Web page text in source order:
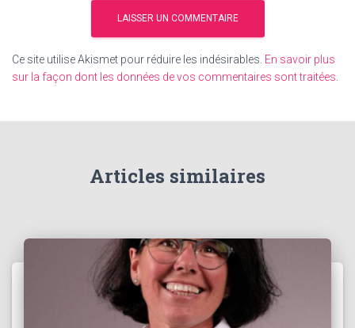
Ce site utilise Akismet pour réduire les indésirables. En savoir plus
sur la façon dont les données de vos commentaires sont traitées
Articles similaires